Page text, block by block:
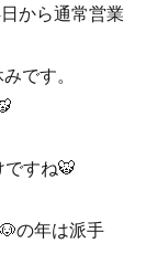
から通常営業
です。
ですね🐯
の年は派手